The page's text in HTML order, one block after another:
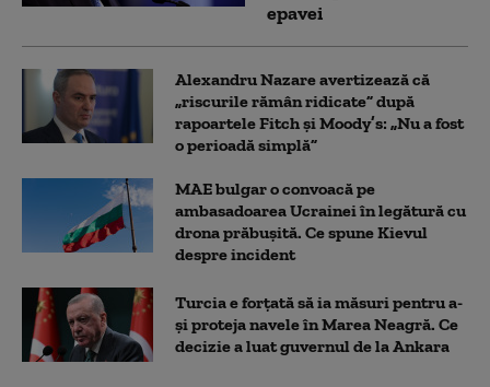
epavei
Alexandru Nazare avertizează că
„riscurile rămân ridicate” după
rapoartele Fitch și Moody’s: „Nu a fost
o perioadă simplă”
MAE bulgar o convoacă pe
ambasadoarea Ucrainei în legătură cu
drona prăbuşită. Ce spune Kievul
despre incident
Turcia e forțată să ia măsuri pentru a-
și proteja navele în Marea Neagră. Ce
decizie a luat guvernul de la Ankara